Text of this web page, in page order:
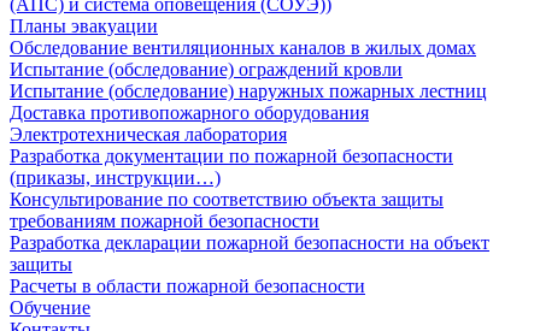
Планы эвакуации
Обследование вентиляционных каналов в жилых домах
Испытание (обследование) ограждений кровли
Испытание (обследование) наружных пожарных лестниц
Доставка противопожарного оборудования
Электротехническая лаборатория
Разработка документации по пожарной безопасности
(приказы, инструкции…)
Консультирование по соответствию объекта защиты
требованиям пожарной безопасности
Разработка декларации пожарной безопасности на объект
защиты
Расчеты в области пожарной безопасности
Обучение